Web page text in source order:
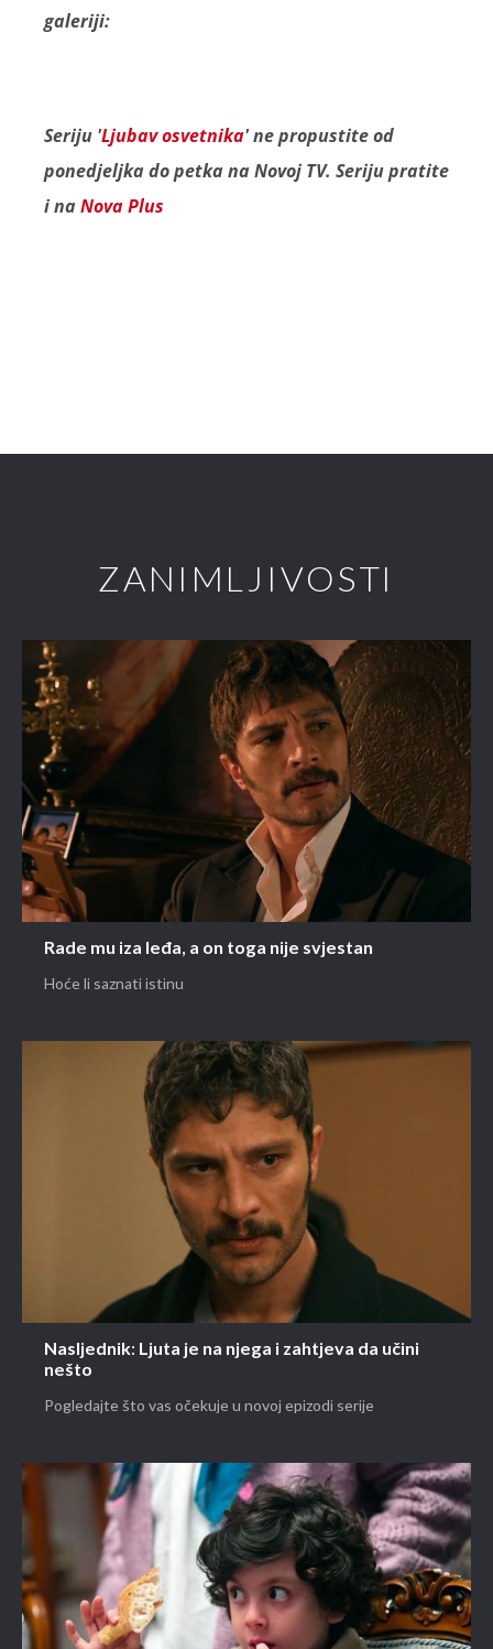
galeriji:
Seriju 'Ljubav osvetnika' ne propustite od
ponedjeljka do petka na Novoj TV. Seriju pratite
i naNova Plus
ZANIMLJIVOSTI
Rade mu iza leđa, a on toga nije svjestan
Hoće li saznati istinu
Nasljednik: Ljuta je na njega i zahtjeva da učini
nešto
Pogledajte što vas očekuje u novoj epizodi serije